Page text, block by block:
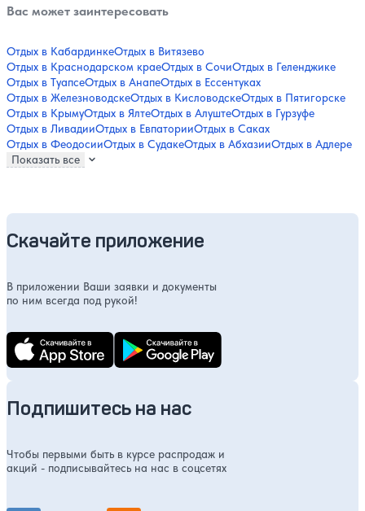
Вас может заинтересовать
Отдых в КабардинкеОтдых в Витязево
Отдых в Краснодарском краеОтдых в СочиОтдых в Геленджике
Отдых в ТуапсеОтдых в АнапеОтдых в Ессентуках
Отдых в ЖелезноводскеОтдых в КисловодскеОтдых в Пятигорске
Отдых в КрымуОтдых в ЯлтеОтдых в АлуштеОтдых в Гурзуфе
Отдых в ЛивадииОтдых в ЕвпаторииОтдых в Саках
Отдых в ФеодосииОтдых в СудакеОтдых в АбхазииОтдых в Адлере
Показать все
Скачайте приложение
В приложении Ваши заявки и документы
по ним всегда под рукой!
Подпишитесь на нас
Чтобы первыми быть в курсе распродаж и
акций - подписывайтесь на нас в соцсетях